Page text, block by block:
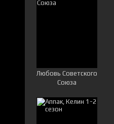
Любовь Советского
Союза